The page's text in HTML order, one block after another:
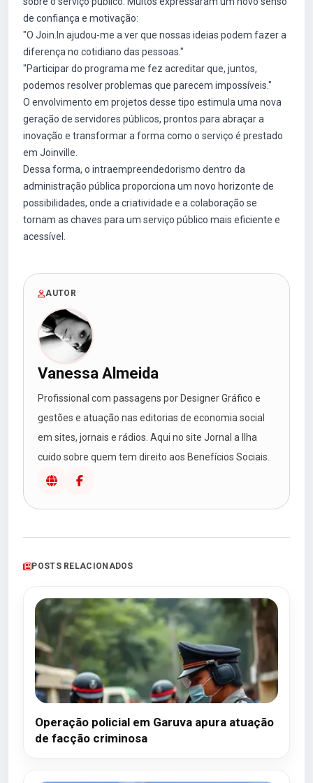
de confiança e motivação:
"O Join.In ajudou-me a ver que nossas ideias podem fazer a
diferença no cotidiano das pessoas."
"Participar do programa me fez acreditar que, juntos,
podemos resolver problemas que parecem impossíveis."
O envolvimento em projetos desse tipo estimula uma nova
geração de servidores públicos, prontos para abraçar a
inovação e transformar a forma como o serviço é prestado
em Joinville.
Dessa forma, o intraempreendedorismo dentro da
administração pública proporciona um novo horizonte de
possibilidades, onde a criatividade e a colaboração se
tornam as chaves para um serviço público mais eficiente e
acessível.
AUTOR
Vanessa Almeida
Profissional com passagens por Designer Gráfico e
gestões e atuação nas editorias de economia social
em sites, jornais e rádios. Aqui no site Jornal a Ilha
cuido sobre quem tem direito aos Benefícios Sociais.
POSTS RELACIONADOS
Operação policial em Garuva apura atuação
de facção criminosa